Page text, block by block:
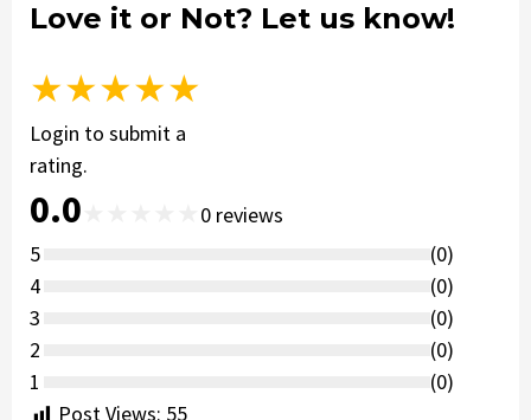
Love it or Not? Let us know!
★★★★★
Login to submit a
rating.
0.0 0 reviews
5
(0)
4
(0)
3
(0)
2
(0)
1
(0)
Post Views: 55